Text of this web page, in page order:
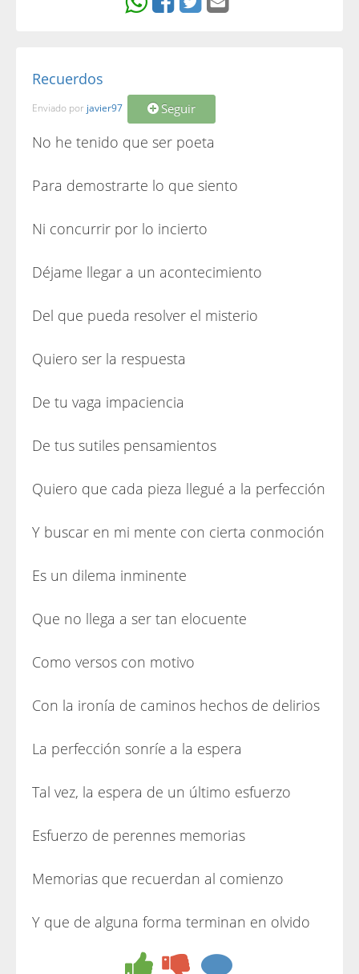
Recuerdos
Enviado por javier97 Seguir
No he tenido que ser poeta
Para demostrarte lo que siento
Ni concurrir por lo incierto
Déjame llegar a un acontecimiento
Del que pueda resolver el misterio
Quiero ser la respuesta
De tu vaga impaciencia
De tus sutiles pensamientos
Quiero que cada pieza llegué a la perfección
Y buscar en mi mente con cierta conmoción
Es un dilema inminente
Que no llega a ser tan elocuente
Como versos con motivo
Con la ironía de caminos hechos de delirios
La perfección sonríe a la espera
Tal vez, la espera de un último esfuerzo
Esfuerzo de perennes memorias
Memorias que recuerdan al comienzo
Y que de alguna forma terminan en olvido